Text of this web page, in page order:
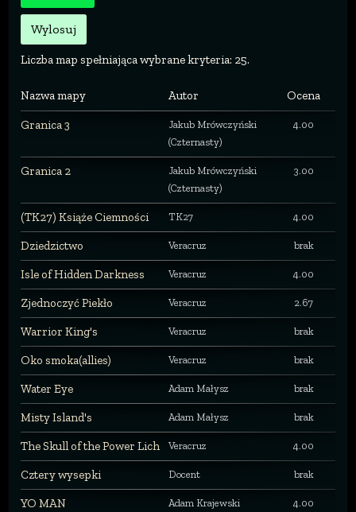
Wylosuj
Liczba map spełniająca wybrane kryteria: 25.
Nazwa mapy Autor Ocena
Granica 3
Jakub Mrówczyński
(Czternasty)
4.00
Granica 2
Jakub Mrówczyński
(Czternasty)
3.00
(TK27) Książe Ciemności TK27 4.00
Dziedzictwo Veracruz brak
Isle of Hidden Darkness Veracruz 4.00
Zjednoczyć Piekło Veracruz 2.67
Warrior King's Veracruz brak
Oko smoka(allies) Veracruz brak
Water Eye Adam Małysz brak
Misty Island's Adam Małysz brak
The Skull of the Power Lich Veracruz 4.00
Cztery wysepki Docent brak
YO MAN Adam Krajewski 4.00